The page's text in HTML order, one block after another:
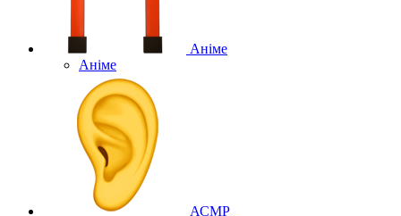
Аніме
Аніме
АСМР